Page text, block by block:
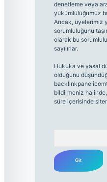
denetleme veya
yükümlülüğümüz
Ancak, üyelerimiz
sorumluluğunu
olarak bu
sayılırlar.
Hukuka ve yasal
olduğunu
bildirmeniz
süre içerisinde